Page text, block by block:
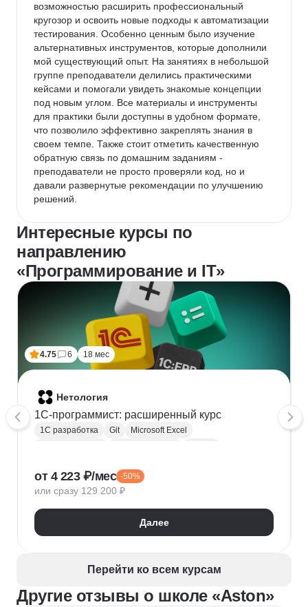
возможностью расширить профессиональный
кругозор и освоить новые подходы к автоматизации
тестирования. Особенно ценным было изучение
альтернативных инструментов, которые дополнили
мой существующий опыт. На занятиях в небольшой
группе преподаватели делились практическими
кейсами и помогали увидеть знакомые концепции
под новым углом. Все материалы и инструменты
для практики были доступны в удобном формате,
что позволило эффективно закреплять знания в
своем темпе. Также стоит отметить качественную
обратную связь по домашним заданиям -
преподаватели не просто проверяли код, но и
давали развернутые рекомендации по улучшению
решений.
Интересные курсы по
направлению
«Программирование и IT»
4.75 6 18 мес
Нетология
1C-программист: расширенный курс
1С разработка Git
Microsoft Excel
Конфигурирование 1С
от 4 223 ₽/мес -50%
или сразу 129 200 ₽
Далее
Перейти ко всем курсам
Другие отзывы о школе «Aston»